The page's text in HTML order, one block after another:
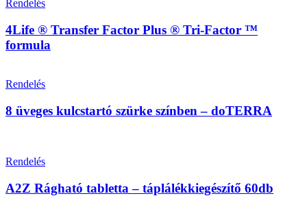
Rendelés
4Life ® Transfer Factor Plus ® Tri-Factor ™
formula
Rendelés
8 üveges kulcstartó szürke színben – doTERRA
Rendelés
A2Z Rágható tabletta – táplálékkiegészítő 60db